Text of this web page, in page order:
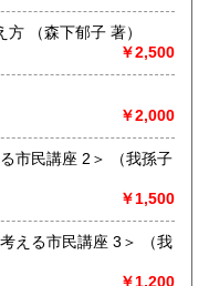
料買取り致します。
)で送って頂くことも
指標生物学 : 生物モニタリングの考え方 （森下郁子 著）
￥2,500
￥2,000
座 2＞ （我孫子
￥1,500
る市民講座 3＞ （我
￥1,200